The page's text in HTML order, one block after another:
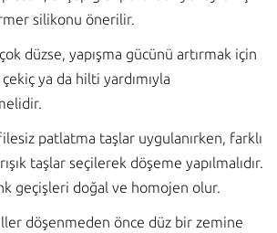
silikonu önerilir.
düzse, yapışma gücünü artırmak için
ya da hilti yardımıyla
patlatma taşlar uygulanırken, farklı
taşlar seçilerek döşeme yapılmalıdır.
geçişleri doğal ve homojen olur.
döşenmeden önce düz bir zemine